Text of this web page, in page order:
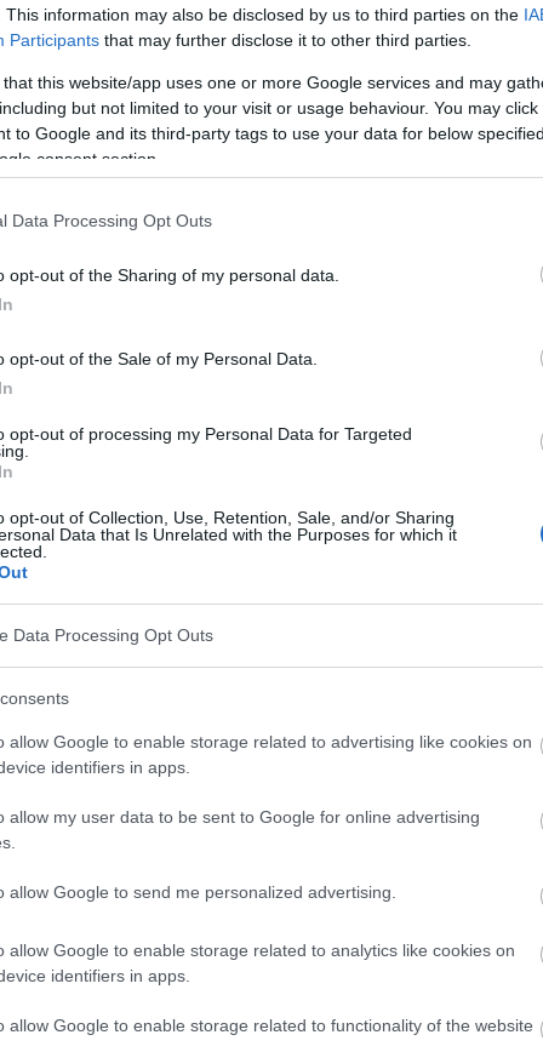
This information may also be disclosed by us to third parties on the
Participants that may further disclose it to other third parties.
that this website/app uses one or more Google services and may
but not limited to your visit or usage behaviour. You may
to Google and its third-party tags to use your data for below
consent section.
Data Processing Opt Outs
opt-out of the Sharing of my personal data.
opt-out of the Sale of my Personal Data.
opt-out of processing my Personal Data for Targeted
opt-out of Collection, Use, Retention, Sale, and/or Sharing
Data that Is Unrelated with the Purposes for which it
Data Processing Opt Outs
allow Google to enable storage related to advertising like cookies on
identifiers in apps.
allow my user data to be sent to Google for online advertising
allow Google to send me personalized advertising.
allow Google to enable storage related to analytics like cookies on
identifiers in apps.
allow Google to enable storage related to functionality of the website
étude visant à examiner comment les
affectent le fonctionnement social, la
des malocclusionsnécessitant un traitement
âgées de 10 à 29 ans et n'étaient pas satisfaites
joue un rôle important dans le
Plus de la moitié des personnes interrogées se
dents, ont peur d'entendre de tels
opposé et de ce que les gens vont penser de
envient les jolies dents des autres et 62
jolies que celles des autres. En revanche, 43 %
pour ne pas montrer leurs dents et 38 % ont